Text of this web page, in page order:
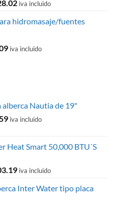
El
actual
$11,828.02.
iva incluido
hidromasaje/fuentes
Eliva incluido
Nautia de 19"
El
es:
iva incluido
Heat Smart 50,000 BTU´S
El
actual
iva incluido
Inter Water tipo placa